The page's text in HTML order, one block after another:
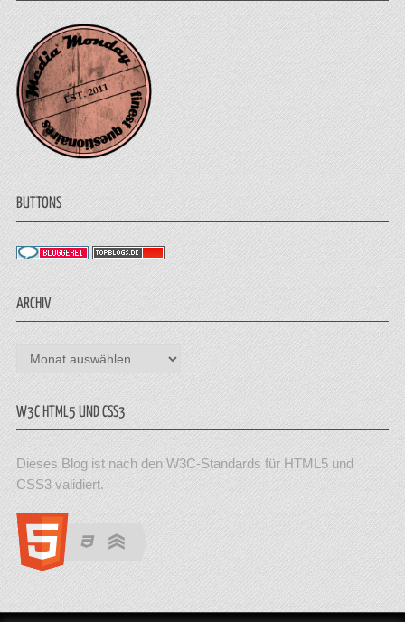
BUTTONS
ARCHIV
Archiv
W3C HTML5 UND CSS3
Dieses Blog ist nach den W3C-Standards für HTML5 und
CSS3 validiert.